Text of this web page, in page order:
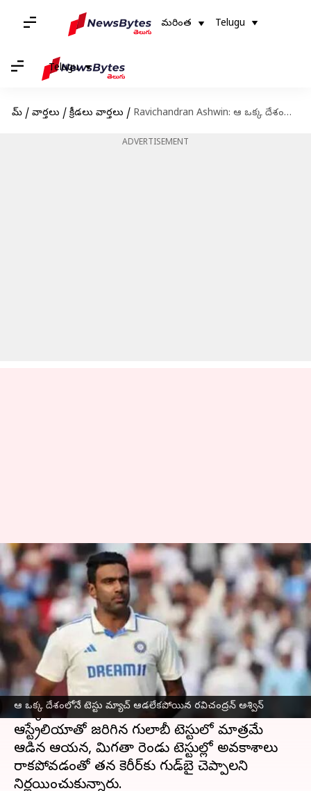
మరింత Telugu
Telugu
హోమ్ / వార్తలు / క్రీడలు వార్తలు / Ravichandran Ashwin: ఆ ఒక్క దేశంలోనే టెస్టు మ్యాచ్ ఆడలేకపోయిన రవిచంద్రన్ అశ్విన్
ADVERTISEMENT
ఆ ఒక్క దేశంలోనే టెస్టు మ్యాచ్ ఆడలేకపోయిన రవిచంద్రన్ అశ్విన్
Ravichandran Ashwin: ఆ ఒక్క
దేశంలోనే టెస్టు మ్యాచ్
ఆడలేకపోయిన రవిచంద్రన్ అశ్విన్
వ్రాసిన వారు Jayachandra Akuri Dec 22, 2024 04:33 pm
ఈ వార్తాకథనం ఏంటి
రవిచంద్రన్ అశ్విన్ఇటీవల అంతర్జాతీయ క్రికెట్‌కు
వీడ్కోలు పలికిన సంగతి తెలిసిందే.
ఆస్ట్రేలియాతో జరిగిన గులాబీ టెస్టులో మాత్రమే
ఆడిన ఆయన, మిగతా రెండు టెస్టుల్లో అవకాశాలు
రాకపోవడంతో తన కెరీర్‌కు గుడ్‌బై చెప్పాలని
నిర్ణయించుకున్నారు.